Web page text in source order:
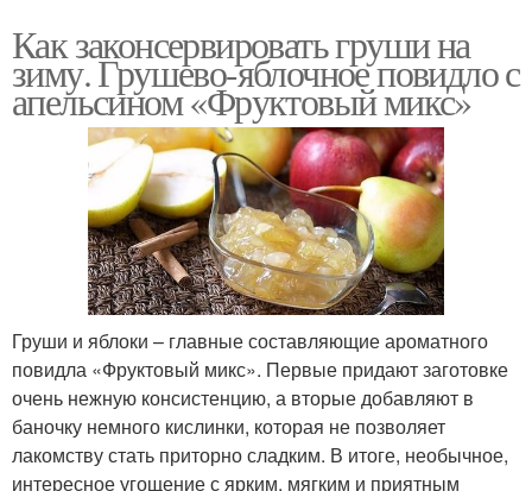
Как законсервировать груши на
зиму. Грушево-яблочное повидло с
апельсином «Фруктовый микс»
Груши и яблоки – главные составляющие ароматного
повидла «Фруктовый микс». Первые придают заготовке
очень нежную консистенцию, а вторые добавляют в
баночку немного кислинки, которая не позволяет
лакомству стать приторно сладким. В итоге, необычное,
интересное угощение с ярким, мягким и приятным